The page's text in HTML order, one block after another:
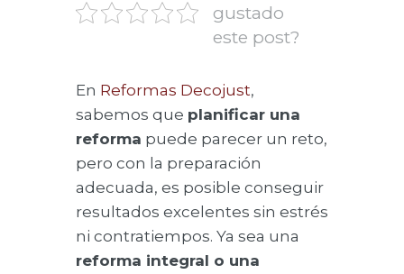
gustado
este post?
En Reformas Decojust,
sabemos que planificar una
reforma puede parecer un reto,
pero con la preparación
adecuada, es posible conseguir
resultados excelentes sin estrés
ni contratiempos. Ya sea una
reforma integral o una